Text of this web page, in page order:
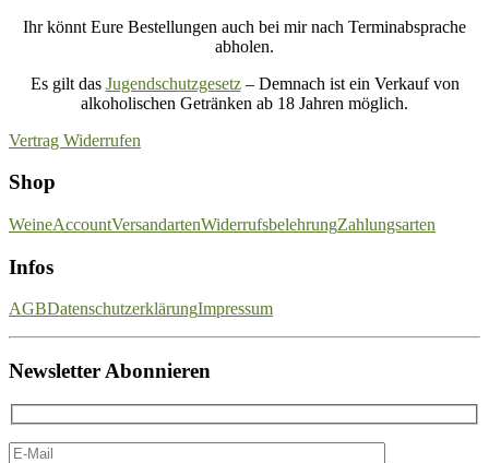
Ihr könnt Eure Bestellungen auch bei mir nach Terminabsprache
abholen.
Es gilt das Jugendschutzgesetz– Demnach ist ein Verkauf von
alkoholischen Getränken ab 18 Jahren möglich.
Vertrag Widerrufen
Shop
WeineAccountVersandartenWiderrufsbelehrungZahlungsarten
Infos
AGBDatenschutzerklärungImpressum
Newsletter Abonnieren